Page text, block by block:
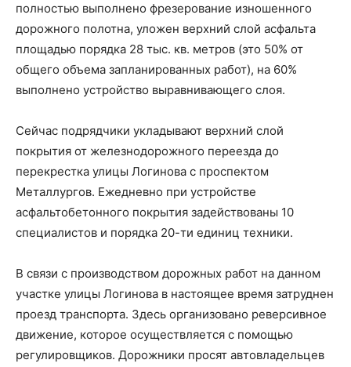
полностью выполнено фрезерование изношенного
дорожного полотна, уложен верхний слой асфальта
площадью порядка 28 тыс. кв. метров (это 50% от
общего объема запланированных работ), на 60%
выполнено устройство выравнивающего слоя.
Сейчас подрядчики укладывают верхний слой
покрытия от железнодорожного переезда до
перекрестка улицы Логинова с проспектом
Металлургов. Ежедневно при устройстве
асфальтобетонного покрытия задействованы 10
специалистов и порядка 20-ти единиц техники.
В связи с производством дорожных работ на данном
участке улицы Логинова в настоящее время затруднен
проезд транспорта. Здесь организовано реверсивное
движение, которое осуществляется с помощью
регулировщиков. Дорожники просят автовладельцев